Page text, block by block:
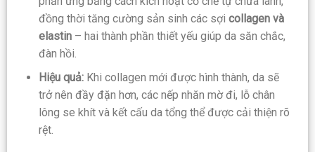
đồng thời tăng cường sản sinh các sợi collagen và
elastin– hai thành phần thiết yếu giúp da săn chắc,
đàn hồi.
Hiệu quả:Khi collagen mới được hình thành, da sẽ
trở nên đầy đặn hơn, các nếp nhăn mờ đi, lỗ chân
lông se khít và kết cấu da tổng thể được cải thiện rõ
rệt.